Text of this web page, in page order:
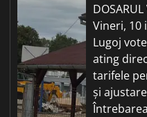
Vineri, 10
Lugoj
ating
tarifele
și